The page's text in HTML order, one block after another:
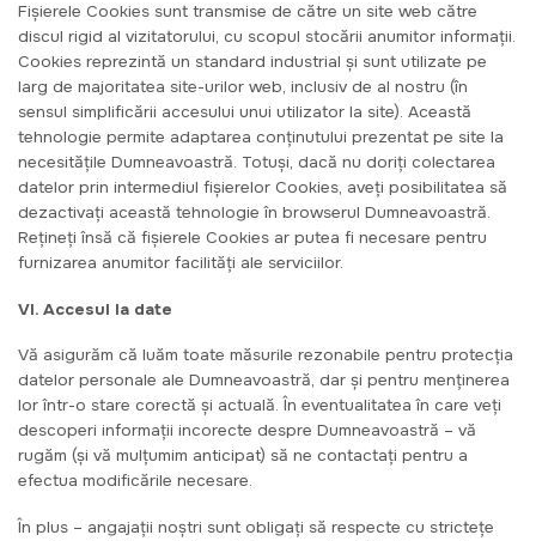
Fişierele Cookies sunt transmise de către un site web către
discul rigid al vizitatorului, cu scopul stocării anumitor informaţii.
Cookies reprezintă un standard industrial şi sunt utilizate pe
larg de majoritatea site-urilor web, inclusiv de al nostru (în
sensul simplificării accesului unui utilizator la site). Această
tehnologie permite adaptarea conţinutului prezentat pe site la
necesităţile Dumneavoastră. Totuşi, dacă nu doriţi colectarea
datelor prin intermediul fişierelor Cookies, aveţi posibilitatea să
dezactivaţi această tehnologie în browserul Dumneavoastră.
Reţineţi însă că fişierele Cookies ar putea fi necesare pentru
furnizarea anumitor facilităţi ale serviciilor.
VI. Accesul la date
Vă asigurăm că luăm toate măsurile rezonabile pentru protecţia
datelor personale ale Dumneavoastră, dar şi pentru menţinerea
lor într-o stare corectă şi actuală. În eventualitatea în care veţi
descoperi informaţii incorecte despre Dumneavoastră – vă
rugăm (şi vă mulţumim anticipat) să ne contactaţi pentru a
efectua modificările necesare.
În plus – angajaţii noştri sunt obligaţi să respecte cu stricteţe